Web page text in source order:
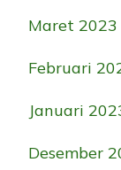
Maret 2023
Februari
Januari
Desember